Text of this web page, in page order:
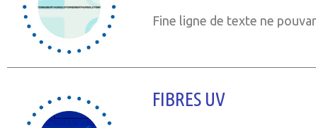
Fine ligne de texte ne
FIBRES UV